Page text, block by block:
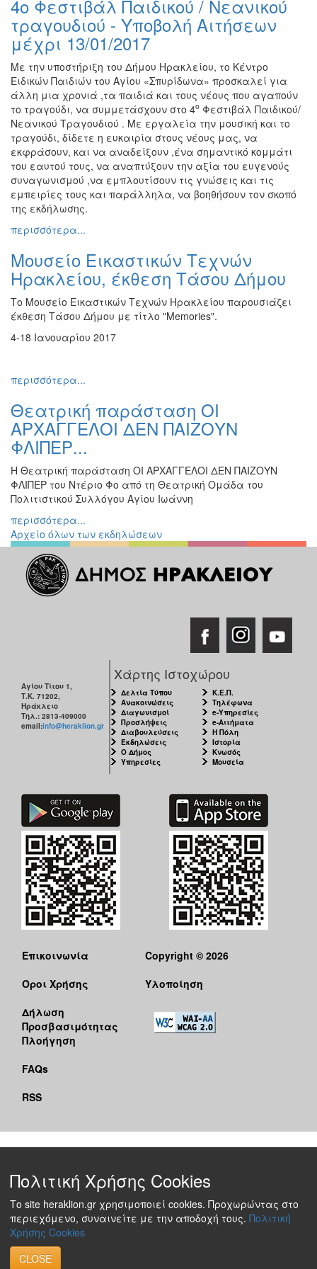
Ζωγραφική
Φωτογραφία
Τραγούδι
Μουσική
Κινηματογράφος
Χορός
Θέατρο
Παζάρι
Ειδών
Συνέδρια
Ημερίδες
-
Σεμινάρια-
Διαλέξεις-
Ομιλίες
Διάφορες
Εκθέσεις
Παιδιά
Εκδηλώσεις
ΤΟΠΟΣ
ΜΑΣ
ΔΗΜΟΣ
ΠΟΛΙΤΙΣΜΟΣ
4ο Φεστιβάλ Παιδικού / Νεανικού
τραγουδιού - Υποβολή Αιτήσεων
μέχρι 13/01/2017
Με την υποστήριξη του Δήμου Ηρακλείου, το Κέντρο
Ειδικών Παιδιών του Αγίου «Σπυρίδωνα» προσκαλεί για
άλλη μια χρονιά ,τα παιδιά και τους νέους που αγαπούν
το τραγούδι, να συμμετάσχουν στο 4ο Φεστιβάλ Παιδικού/
Νεανικού Τραγουδιού . Με εργαλεία την μουσική και το
τραγούδι, δίδετε η ευκαιρία στους νέους μας, να
εκφράσουν, και να αναδείξουν ,ένα σημαντικό κομμάτι
του εαυτού τους, να αναπτύξουν την αξία του ευγενούς
συναγωνισμού ,να εμπλουτίσουν τις γνώσεις και τις
εμπειρίες τους και παράλληλα, να βοηθήσουν τον σκοπό
της εκδήλωσης.
περισσότερα...
Μουσείο Εικαστικών Τεχνών
Ηρακλείου, έκθεση Τάσου Δήμου
Το Μουσείο Εικαστικών Τεχνών Ηρακλείου παρουσιάζει
έκθεση Τάσου Δήμου με τίτλο "Memories".
4-18 Ιανουαρίου 2017
περισσότερα...
Θεατρική παράσταση ΟΙ
ΑΡΧΑΓΓΕΛΟΙ ΔΕΝ ΠΑΙΖΟΥΝ
ΦΛΙΠΕΡ...
Η Θεατρική παράσταση ΟΙ ΑΡΧΑΓΓΕΛΟΙ ΔΕΝ ΠΑΙΖΟΥΝ
ΦΛΙΠΕΡ του Ντέριο Φο από τη Θεατρική Ομάδα του
Πολιτιστικού Συλλόγου Αγίου Ιωάννη
περισσότερα...
Αρχείο όλων των εκδηλώσεων
Αγίου Τίτου 1,
Τ.Κ. 71202,
Ηράκλειο
Τηλ.: 2813-409000
email:info@heraklion.gr
Χάρτης Ιστοχώρου
Δελτία Τύπου
Ανακοινώσεις
Διαγωνισμοί
Προσλήψεις
Διαβουλεύσεις
Εκδηλώσεις
Ο Δήμος
Υπηρεσίες
Κ.Ε.Π.
Τηλέφωνα
e-Υπηρεσίες
e-Αιτήματα
Η Πόλη
Ιστορία
Κνωσός
Μουσεία
Επικοινωνία
Όροι Χρήσης
Δήλωση
Προσβασιμότητας
Πλοήγηση
FAQs
RSS
Copyright © 2026
Υλοποίηση
Πολιτική Χρήσης Cookies
Το site heraklion.gr χρησιμοποιεί cookies. Προχωρώντας στο
περιεχόμενο, συναινείτε με την αποδοχή τους. Πολιτική
Χρήσης Cookies
CLOSE